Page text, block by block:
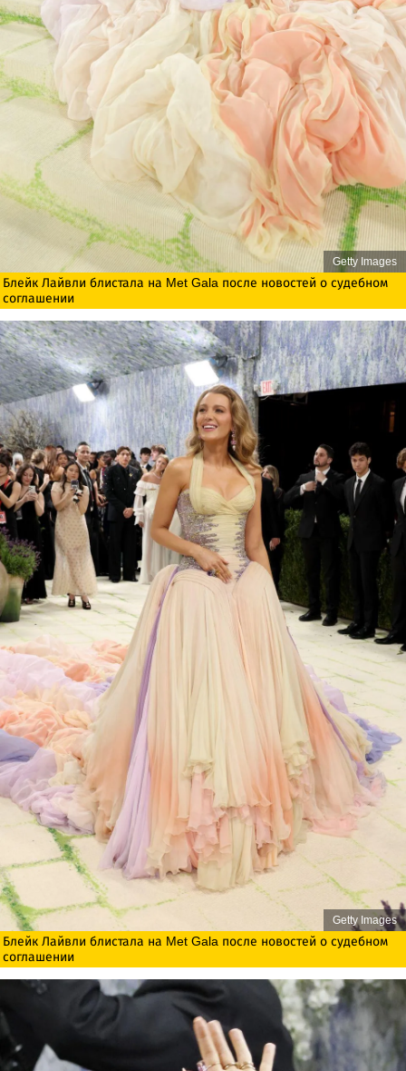
Getty Images
Блейк Лайвли блистала на Met Gala после новостей о судебном
соглашении
Getty Images
Блейк Лайвли блистала на Met Gala после новостей о судебном
соглашении